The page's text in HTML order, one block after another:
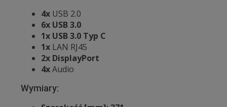
4x USB 2.0
6x USB 3.0
1x USB 3.0 Typ C
1x LAN RJ45
2x DisplayPort
4xAudio
Wymiary: